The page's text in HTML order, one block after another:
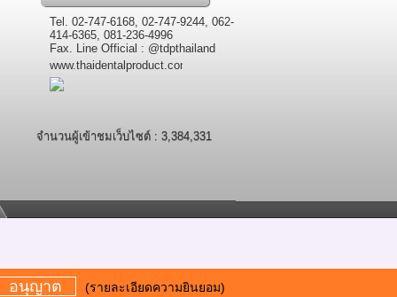
Tel. 02-747-6168, 02-747-9244, 062-
414-6365, 081-236-4996
Fax. Line Official : @tdpthailand
www.thaidentalproduct.com
จำนวนผู้เข้าชมเว็บไซต์ : 3,384,331
อนุญาต (รายละเอียดความยินยอม)